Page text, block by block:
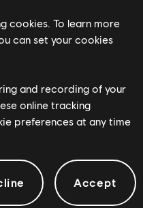
faire face à une nouvelle
lieutenant Chang, le sergent
cookies. To learn more
can set your cookies
and recording of your
online tracking
preferences at any time
Accept